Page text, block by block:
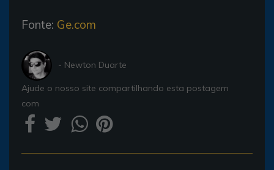
Fonte: Ge.com
- Newton Duarte
Ajude o nosso site compartilhando esta postagem
com